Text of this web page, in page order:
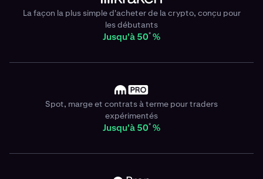
La façon la plus simple d'acheter de la crypto, conçu pour
les débutants
Jusqu'à 50* %
Spot, marge et contrats à terme pour traders
expérimentés
Jusqu'à 50* %